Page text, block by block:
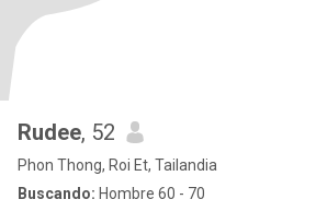
Rudee, 52
Phon Thong, Roi Et, Tailandia
Buscando: Hombre 60 - 70